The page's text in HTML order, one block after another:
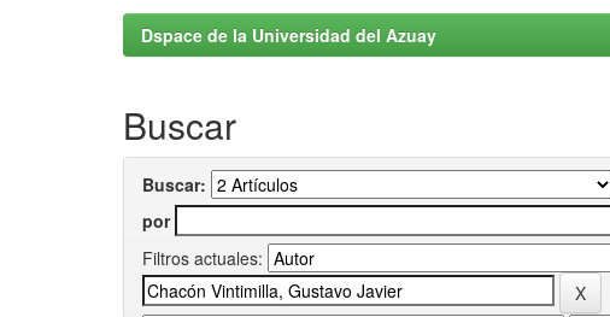
Dspace de la Universidad del Azuay
Buscar
Buscar:
por
Filtros actuales: